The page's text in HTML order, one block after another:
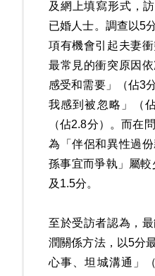
及網上填寫形式，
已婚人士。調查以5
項有機會引起夫妻
最常見的衝突原因
感受和需要」（佔3
我感到被忽略」（
（佔2.8分）。而在
為「伴侶和異性過
孫事宜而爭執」屬
及1.5分。
至於受訪者認為，
潤關係方法，以5分
心事、坦城溝通」